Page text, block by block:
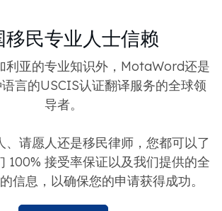
移民专业人士信赖
利亚的专业知识外，MotaWord还是
言的USCIS认证翻译服务的全球领
导者。
、请愿人还是移民律师，您都可以了
100% 接受率保证以及我们提供的全
信息，以确保您的申请获得成功。